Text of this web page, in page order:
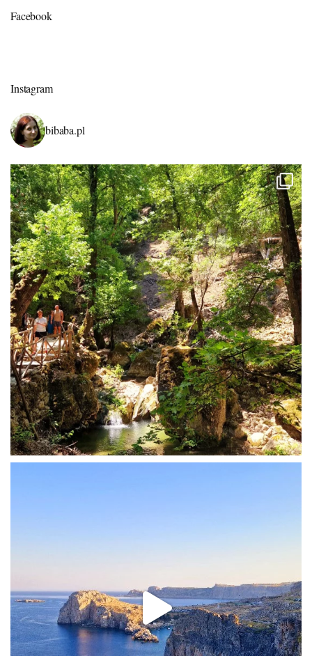
Facebook
Instagram
bibaba.pl